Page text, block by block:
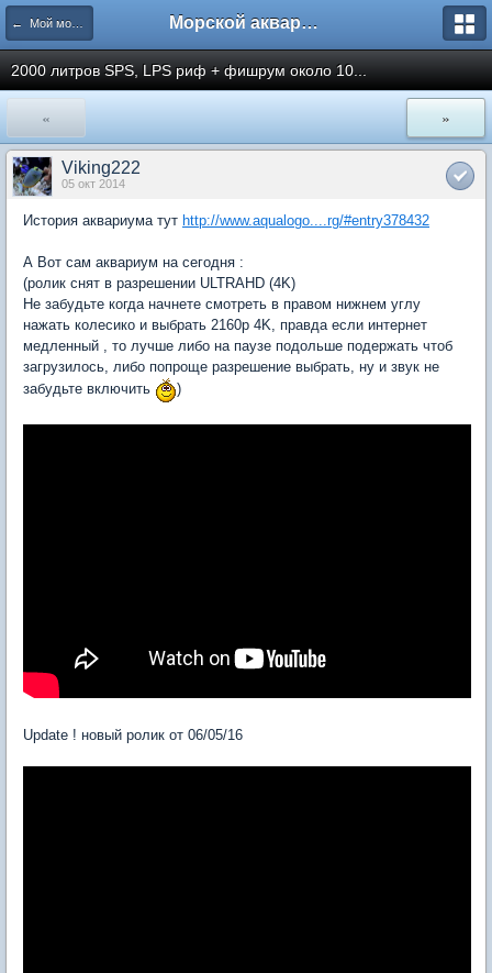
← Мой морской аквариум Морской аквариум. Форумы ReefCentral.ru
2000 литров SPS, LPS риф + фишрум около 10...
« »
Viking222
05 окт 2014
История аквариума тут http://www.aqualogo....rg/#entry378432
А Вот сам аквариум на сегодня :
(ролик снят в разрешении ULTRAHD (4K)
Не забудьте когда начнете смотреть в правом нижнем углу
нажать колесико и выбрать 2160р 4K, правда если интернет
медленный , то лучше либо на паузе подольше подержать чтоб
загрузилось, либо попроще разрешение выбрать, ну и звук не
забудьте включить
)
Update ! новый ролик от 06/05/16